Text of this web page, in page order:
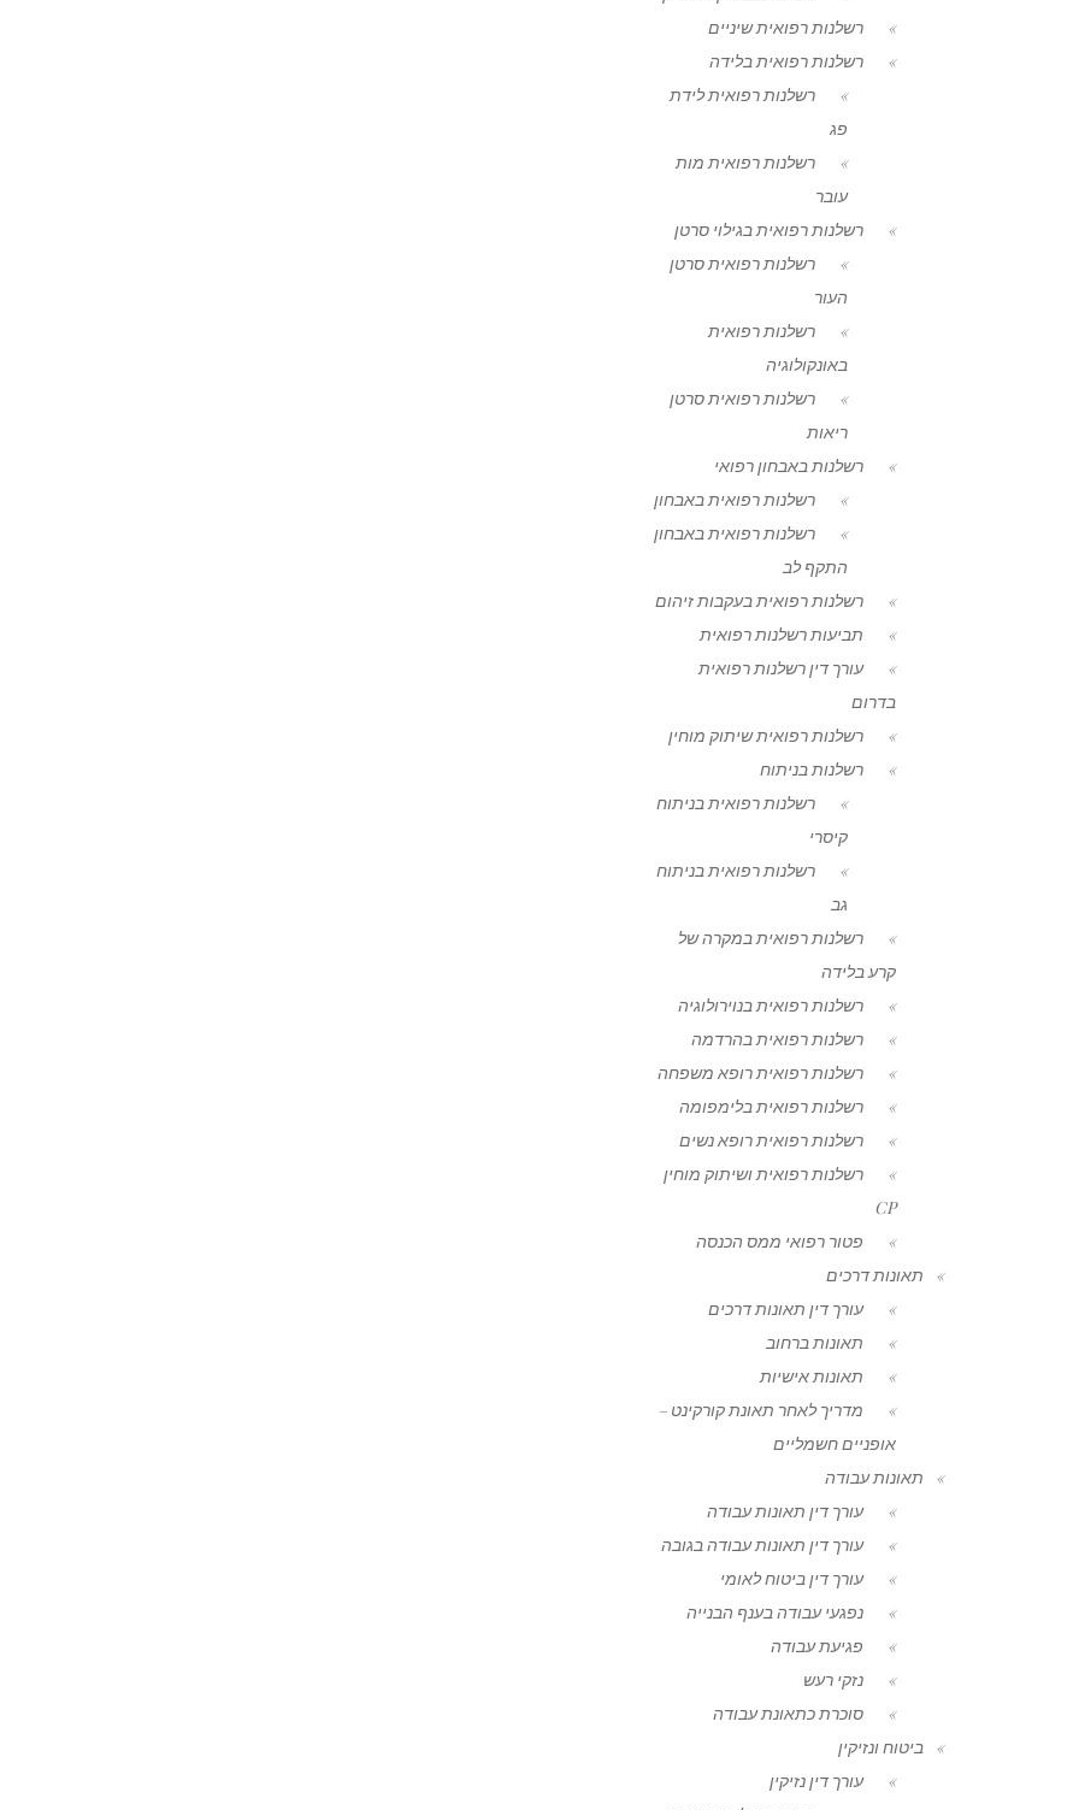
רשלנות רפואית שיניים
רשלנות רפואית בלידה
רשלנות רפואית לידת
פג
רשלנות רפואית מות
עובר
רשלנות רפואית בגילוי סרטן
רשלנות רפואית סרטן
העור
רשלנות רפואית
באונקולוגיה
רשלנות רפואית סרטן
ריאות
רשלנות באבחון רפואי
רשלנות רפואית באבחון
רשלנות רפואית באבחון
התקף לב
רשלנות רפואית בעקבות זיהום
תביעות רשלנות רפואית
עורך דין רשלנות רפואית
בדרום
רשלנות רפואית שיתוק מוחין
רשלנות בניתוח
רשלנות רפואית בניתוח
קיסרי
רשלנות רפואית בניתוח
גב
רשלנות רפואית במקרה של
קרע בלידה
רשלנות רפואית בנוירולוגיה
רשלנות רפואית בהרדמה
רשלנות רפואית רופא משפחה
רשלנות רפואית בלימפומה
רשלנות רפואית רופא נשים
רשלנות רפואית ושיתוק מוחין
CP
פטור רפואי ממס הכנסה
תאונות דרכים
עורך דין תאונות דרכים
תאונות ברחוב
תאונות אישיות
מדריך לאחר תאונת קורקינט –
אופניים חשמליים
תאונות עבודה
עורך דין תאונות עבודה
עורך דין תאונות עבודה בגובה
עורך דין ביטוח לאומי
נפגעי עבודה בענף הבנייה
פגיעת עבודה
נזקי רעש
סוכרת כתאונת עבודה
ביטוח ונזיקין
עורך דין נזיקין